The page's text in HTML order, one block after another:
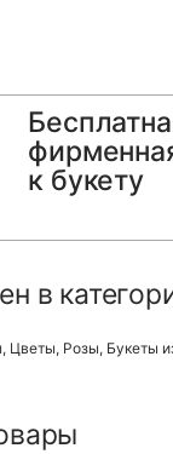
к букету
в
, Цветы, Розы, Букеты